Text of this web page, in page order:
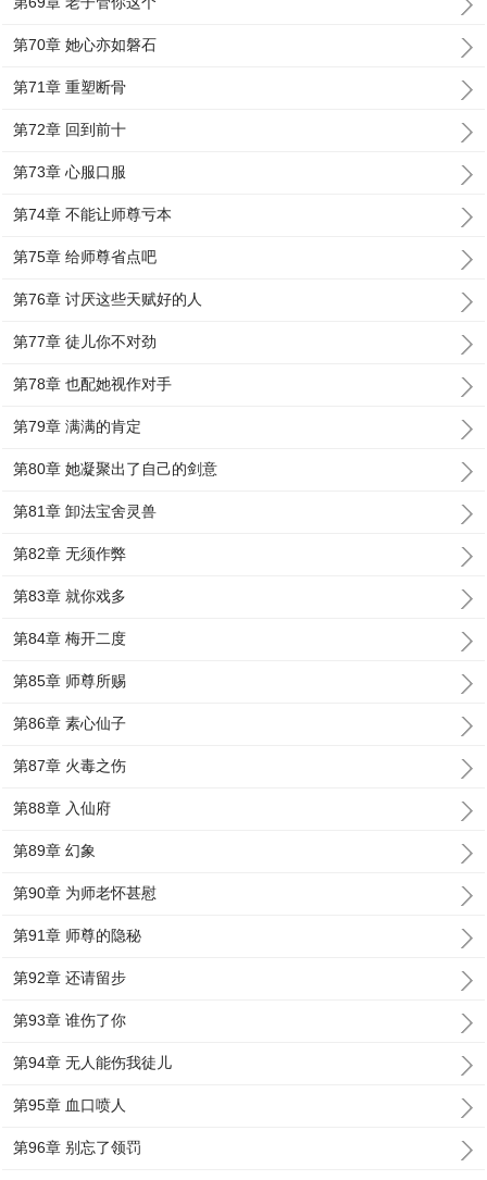
第70章 她心亦如磐石
第71章 重塑断骨
第72章 回到前十
第73章 心服口服
第74章 不能让师尊亏本
第75章 给师尊省点吧
第76章 讨厌这些天赋好的人
第77章 徒儿你不对劲
第78章 也配她视作对手
第79章 满满的肯定
第80章 她凝聚出了自己的剑意
第81章 卸法宝舍灵兽
第82章 无须作弊
第83章 就你戏多
第84章 梅开二度
第85章 师尊所赐
第86章 素心仙子
第87章 火毒之伤
第88章 入仙府
第89章 幻象
第90章 为师老怀甚慰
第91章 师尊的隐秘
第92章 还请留步
第93章 谁伤了你
第94章 无人能伤我徒儿
第95章 血口喷人
第96章 别忘了领罚